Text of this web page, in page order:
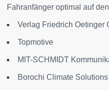
Fahranfänger optimal auf
Verlag Friedrich Oetinger
Topmotive
MIT-SCHMIDT
Borochi Climate Solutions